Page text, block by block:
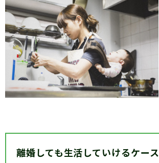
離婚しても生活していけるケース